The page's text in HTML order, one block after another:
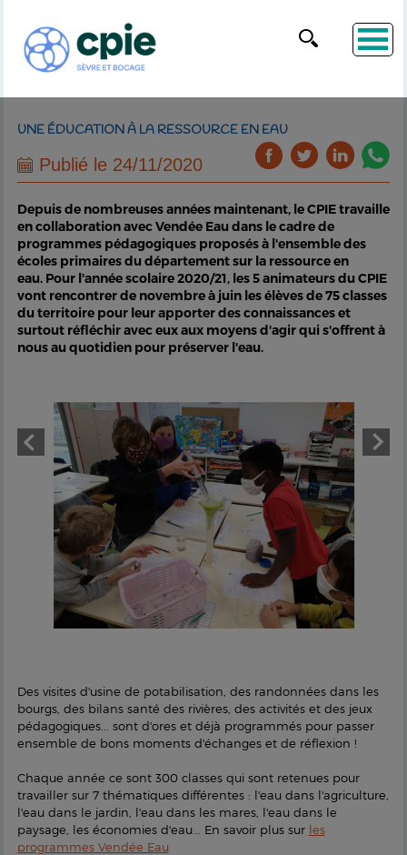
UNE ÉDUCATION À LA RESSOURCE EN EAU
Publié le 24/11/2020
Depuis de nombreuses années maintenant, le CPIE travaille
en collaboration avec Vendée Eau dans le cadre de
programmes pédagogiques proposés à l'ensemble des
écoles primaires du département sur la ressource en
eau. Pour l'année scolaire 2020/21, les 5 animateurs du CPIE
vont rencontrer de novembre à juin les élèves de 75 classes
du territoire pour leur apporter des connaissances et
surtout réfléchir avec eux aux moyens d'agir qui s'offrent à
nous au quotidien pour préserver l'eau.
Des visites d'usine de potabilisation, des randonnées dans les
bourgs, des bilans santé des rivières, des activités et des jeux
pédagogiques... sont d'ores et déjà programmés pour passer
ensemble de bons moments d'échanges et de réflexion !
Chaque année ce sont 300 classes qui sont retenues pour
travailler sur 7 thématiques différentes : l'eau dans l'agriculture,
l'eau dans le jardin, l'eau dans les mares, l'eau dans le
paysage, les économies d'eau... En savoir plus sur les
programmes Vendée Eau